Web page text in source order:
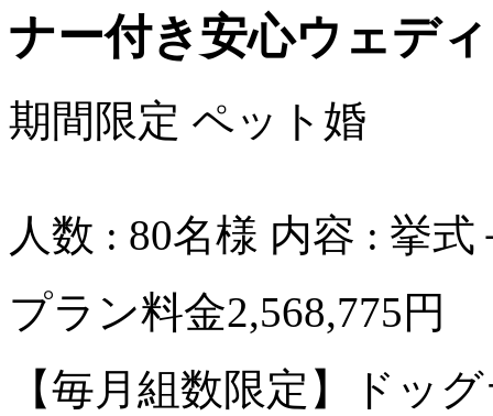
ナー付き安心ウェデ
期間限定 ペット婚
人数 : 80名様 内容 : 挙式
プラン料金2,568,775円
【毎月組数限定】ドッ